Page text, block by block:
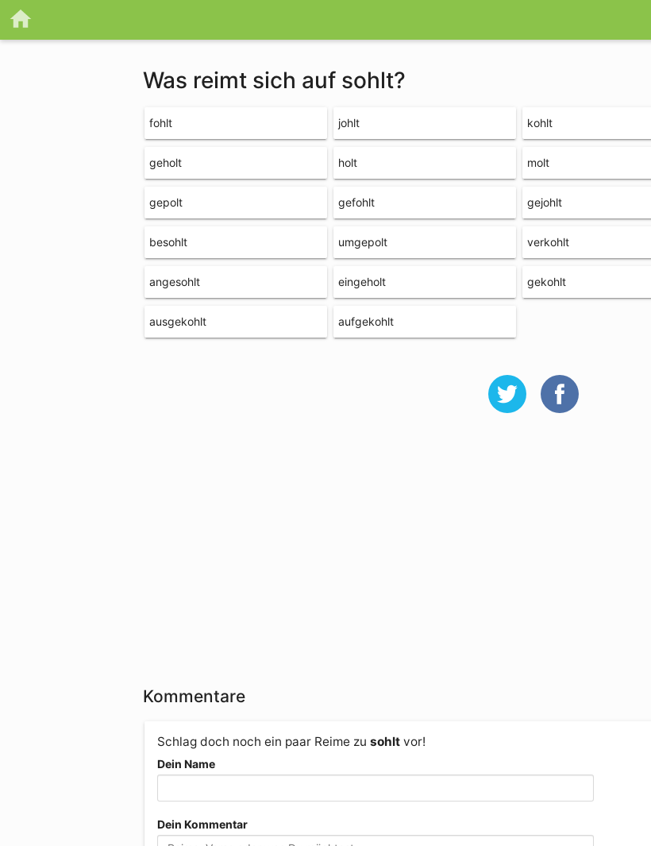
Was reimt sich auf sohlt?
fohlt johlt kohlt
geholt holt molt
gepolt gefohlt gejohlt
besohlt umgepolt verkohlt
angesohlt eingeholt gekohlt
ausgekohlt aufgekohlt
Kommentare
Schlag doch noch ein paar Reime zu sohlt vor!
Dein Name
Dein Kommentar